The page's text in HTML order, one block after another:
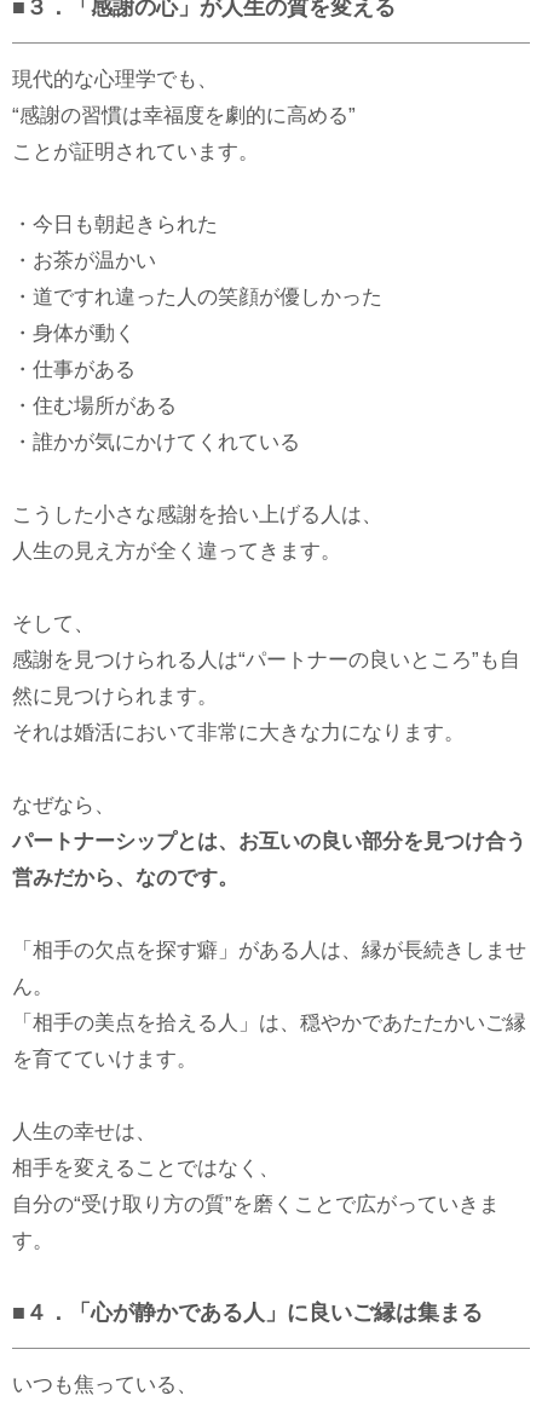
■３．「感謝の心」が人生の質を変える
現代的な心理学でも、
“感謝の習慣は幸福度を劇的に高める”
ことが証明されています。
・今日も朝起きられた
・お茶が温かい
・道ですれ違った人の笑顔が優しかった
・身体が動く
・仕事がある
・住む場所がある
・誰かが気にかけてくれている
こうした小さな感謝を拾い上げる人は、
人生の見え方が全く違ってきます。
そして、
感謝を見つけられる人は“パートナーの良いところ”も自
然に見つけられます。
それは婚活において非常に大きな力になります。
なぜなら、
パートナーシップとは、お互いの良い部分を見つけ合う
営みだから、なのです。
「相手の欠点を探す癖」がある人は、縁が長続きしませ
ん。
「相手の美点を拾える人」は、穏やかであたたかいご縁
を育てていけます。
人生の幸せは、
相手を変えることではなく、
自分の“受け取り方の質”を磨くことで広がっていきま
す。
■４．「心が静かである人」に良いご縁は集まる
いつも焦っている、